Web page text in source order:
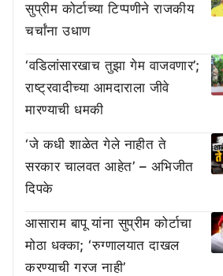
सुप्रीम कोर्टाच्या टिप्पणीने राजकीय
चर्चांना उधाण
‘वडिलांसारखाच तुझा गेम वाजवणार’;
राष्ट्रवादीच्या आमदाराला जीवे
मारण्याची धमकी
‘जे कधी शाळेत गेले नाहीत ते
सरकार चालवत आहेत’ – अभिजीत
दिपके
आसाराम बापू यांना सुप्रीम कोर्टाचा
मोठा धक्का; ‘रुग्णालयात दाखल
करण्याची गरज नाही’